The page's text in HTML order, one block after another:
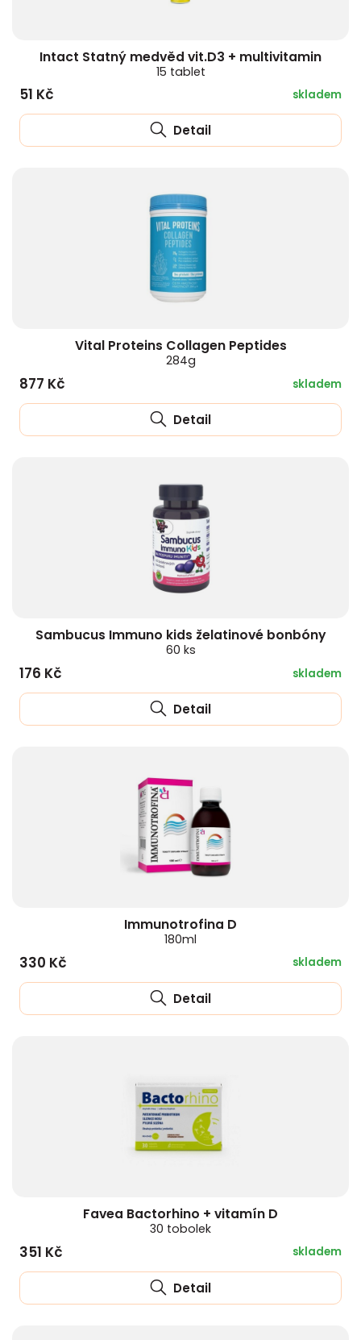
Intact Statný medvěd vit.D3 + multivitamin
15 tablet
51 Kč skladem
Detail
Vital Proteins Collagen Peptides
284g
877 Kč skladem
Detail
Sambucus Immuno kids želatinové bonbóny
60 ks
176 Kč skladem
Detail
Immunotrofina D
180ml
330 Kč skladem
Detail
Favea Bactorhino + vitamín D
30 tobolek
351 Kč skladem
Detail